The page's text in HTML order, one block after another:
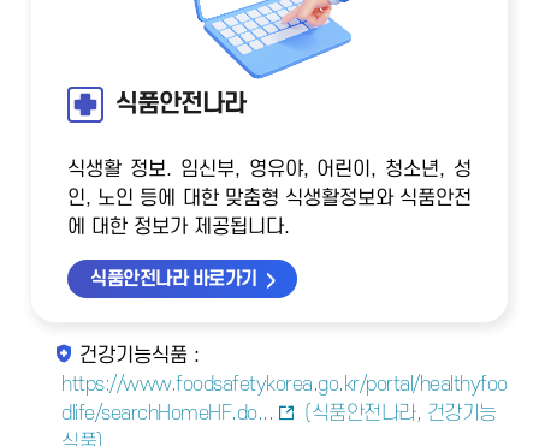
식품안전나라
식생활 정보. 임신부, 영유야, 어린이, 청소년, 성
인, 노인 등에 대한 맞춤형 식생활정보와 식품안전
에 대한 정보가 제공됩니다.
식품안전나라 바로가기
건강기능식품 :
https://www.foodsafetykorea.go.kr/portal/healthyfoo
dlife/searchHomeHF.do...
(식품안전나라, 건강기능